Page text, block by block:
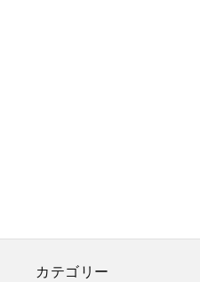
カテゴリー